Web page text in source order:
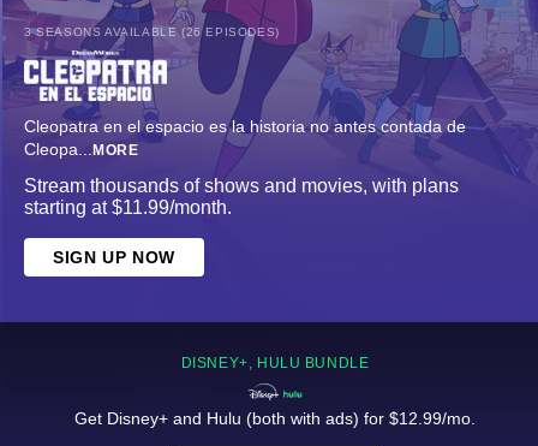
3 SEASONS AVAILABLE (26 EPISODES)
Cleopatra en el espacio es la historia no antes contada de
Cleopa... MORE
Stream thousands of shows and movies, with plans
starting at $11.99/month.
SIGN UP NOW
DISNEY+, HULU BUNDLE
Get Disney+ and Hulu (both with ads) for $12.99/mo.